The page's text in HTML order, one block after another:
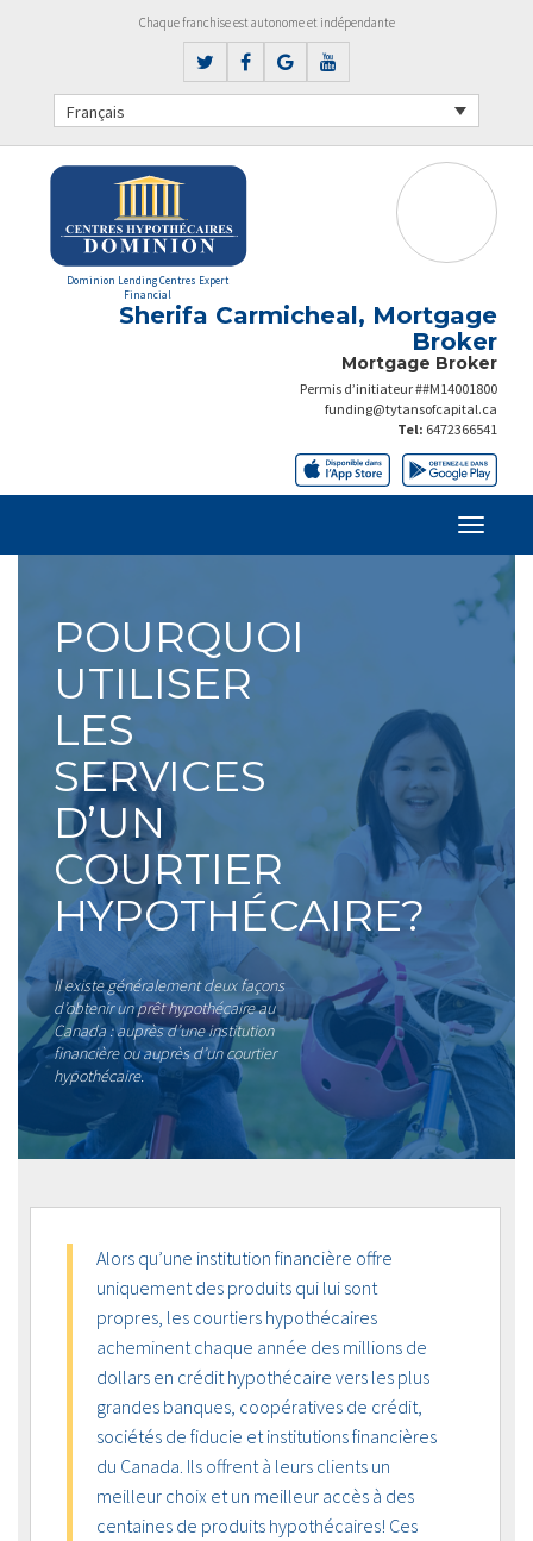
Chaque franchise est autonome et indépendante
Français
Dominion Lending Centres Expert
Financial
Sherifa Carmicheal, Mortgage
Broker
Mortgage Broker
Permis d’initiateur ##M14001800
funding@tytansofcapital.ca
Tel: 6472366541
POURQUOI
UTILISER
LES
SERVICES
D’UN
COURTIER
HYPOTHÉCAIRE?
Il existe généralement deux façons
d’obtenir un prêt hypothécaire au
Canada : auprès d’une institution
financière ou auprès d’un courtier
hypothécaire.
Alors qu’une institution financière offre
uniquement des produits qui lui sont
propres, les courtiers hypothécaires
acheminent chaque année des millions de
dollars en crédit hypothécaire vers les plus
grandes banques, coopératives de crédit,
sociétés de fiducie et institutions financières
du Canada. Ils offrent à leurs clients un
meilleur choix et un meilleur accès à des
centaines de produits hypothécaires! Ces